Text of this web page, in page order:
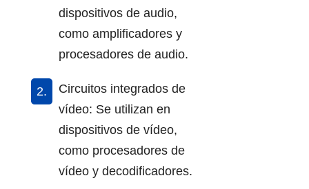
dispositivos de audio,
como amplificadores y
procesadores de audio.
Circuitos integrados de
vídeo: Se utilizan en
dispositivos de vídeo,
como procesadores de
vídeo y decodificadores.